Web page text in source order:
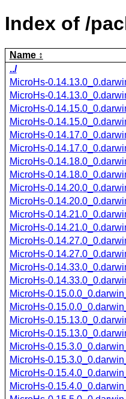
Index of /
Name
../
MicroHs-
MicroHs-
MicroHs-
MicroHs-
MicroHs-
MicroHs-
MicroHs-
MicroHs-
MicroHs-
MicroHs-
MicroHs-
MicroHs-
MicroHs-
MicroHs-
MicroHs-
MicroHs-
MicroHs-
MicroHs-
MicroHs-
MicroHs-
MicroHs-
MicroHs-
MicroHs-
MicroHs-